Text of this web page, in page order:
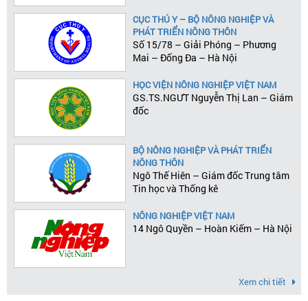
CỤC THÚ Y – BỘ NÔNG NGHIỆP VÀ
PHÁT TRIỂN NÔNG THÔN
Số 15/78 – Giải Phóng – Phương
Mai – Đống Đa – Hà Nội
HỌC VIỆN NÔNG NGHIỆP VIỆT NAM
GS.TS.NGƯT Nguyễn Thị Lan – Giám
đốc
BỘ NÔNG NGHIỆP VÀ PHÁT TRIỂN
NÔNG THÔN
Ngô Thế Hiên – Giám đốc Trung tâm
Tin học và Thống kê
NÔNG NGHIỆP VIỆT NAM
14 Ngô Quyền – Hoàn Kiếm – Hà Nội
Xem chi tiết